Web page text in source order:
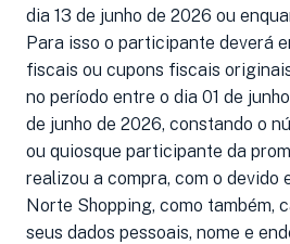
dia 13 de junho de 2026 ou
Para isso o participante deverá
fiscais ou cupons fiscais
no período entre o dia 01 de
de junho de 2026, constando o
ou quiosque participante da
realizou a compra, com o devido
Norte Shopping, como também,
seus dados pessoais, nome e